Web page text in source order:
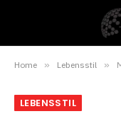
Home » Lebensstil »
LEBENSSTIL